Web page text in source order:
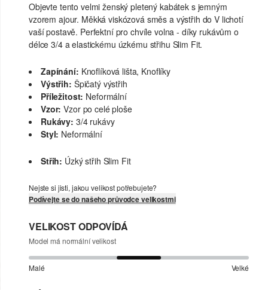
Objevte tento velmi ženský pletený kabátek s jemným
vzorem ajour. Měkká viskózová směs a výstřih do V lichotí
vaší postavě. Perfektní pro chvíle volna - díky rukávům o
délce 3/4 a elastickému úzkému střihu Slim Fit.
Zapínání: Knoflíková lišta, Knoflíky
Výstřih: Špičatý výstřih
Příležitost: Neformální
Vzor: Vzor po celé ploše
Rukávy: 3/4 rukávy
Styl: Neformální
Střih: Úzký střih Slim Fit
Nejste si jisti, jakou velikost potřebujete?
Podívejte se do našeho průvodce velikostmi
VELIKOST ODPOVÍDÁ
Model má normální velikost
Malé Velké